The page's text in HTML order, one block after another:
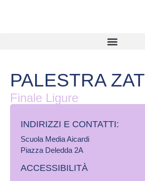
PALESTRA ZAT
Finale Ligure
INDIRIZZI E CONTATTI:​
Scuola Media Aicardi
Piazza Deledda 2A
ACCESSIBILITÀ